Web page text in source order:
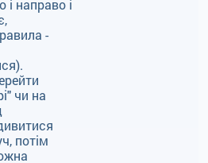
і направо і
-
чи на
потім